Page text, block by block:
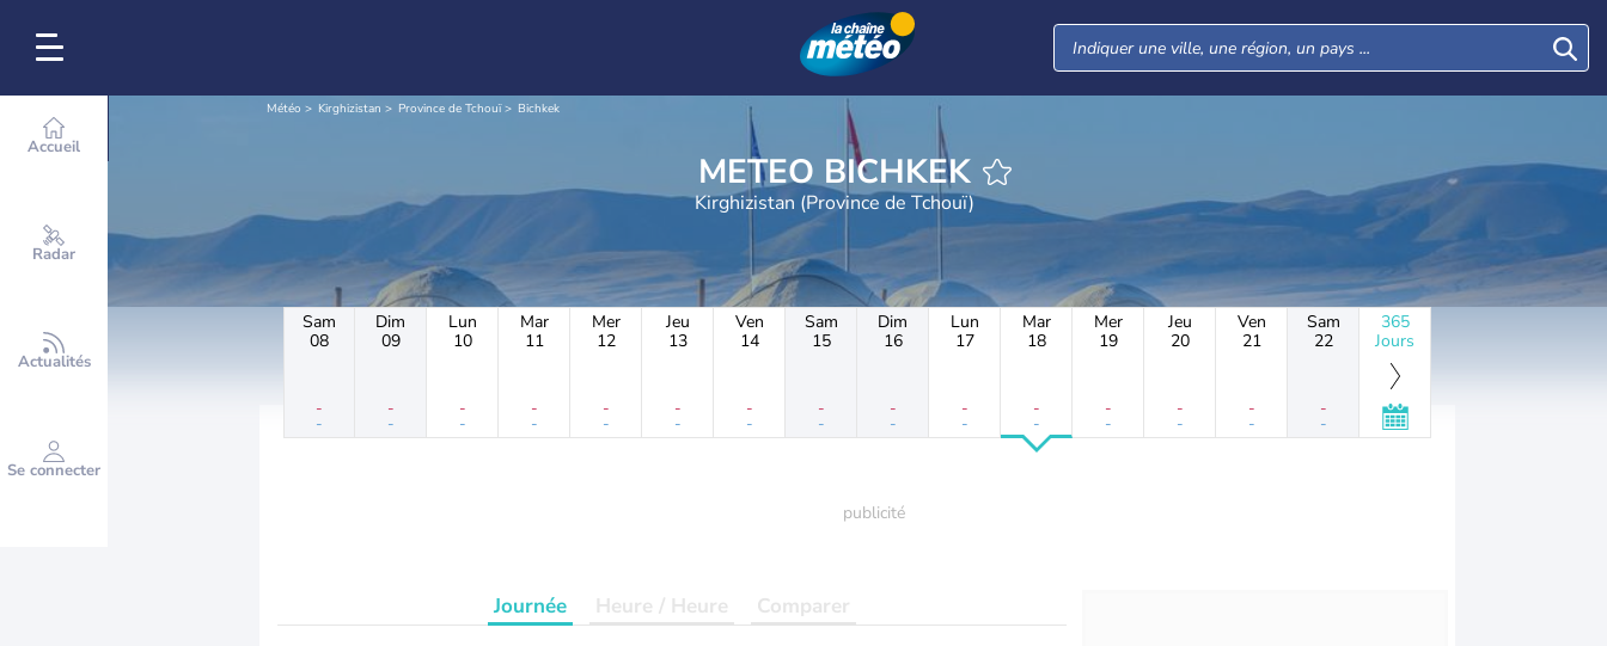
Accueil
Radar
Actualités
Se connecter
Météo Kirghizistan Province de Tchouï Bichkek
METEO BICHKEK
Kirghizistan (Province de Tchouï)
Sam
08
-
-
Dim
09
-
-
Lun
10
-
-
Mar
11
-
-
Mer
12
-
-
Jeu
13
-
-
Ven
14
-
-
Sam
15
-
-
Dim
16
-
-
Lun
17
-
-
Mar
18
-
-
Mer
19
-
-
Jeu
20
-
-
Ven
21
-
-
Sam
22
-
-
365
Jours
Journée Heure / Heure Comparer